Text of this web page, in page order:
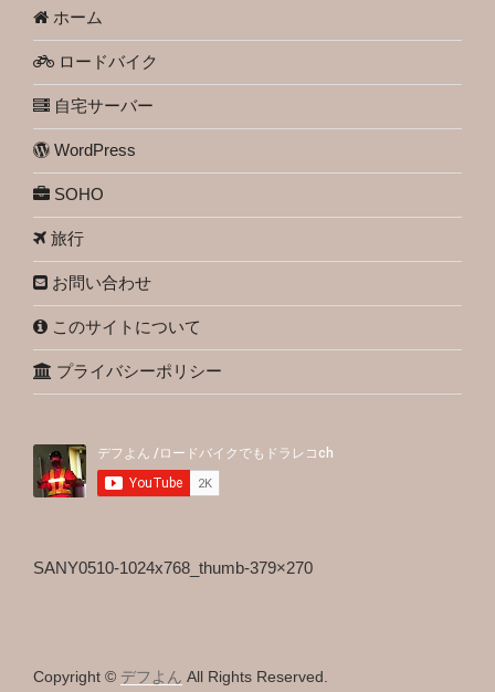
ホーム
ロードバイク
自宅サーバー
WordPress
SOHO
旅行
お問い合わせ
このサイトについて
プライバシーポリシー
SANY0510-1024x768_thumb-379×270
Copyright © デフよん All Rights Reserved.